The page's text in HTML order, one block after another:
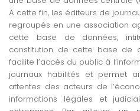
À cette fin, les éditeurs de
regroupés en une association
cette base de données,
constitution de cette base de
facilite l’accès du public à
journaux habilités et permet
attentes des acteurs de
informations légales et